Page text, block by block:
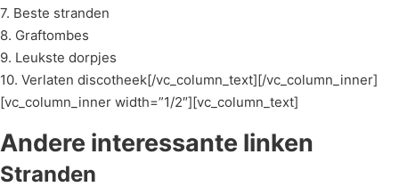
7. Beste stranden
8. Graftombes
9. Leukste dorpjes
10. Verlaten discotheek[/vc_column_text][/vc_column_inner]
[vc_column_inner width=”1/2″][vc_column_text]
Andere interessante linken
Stranden